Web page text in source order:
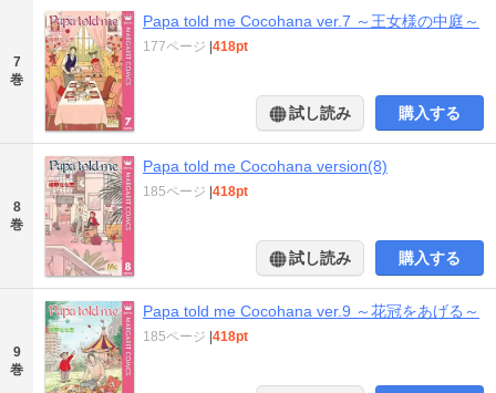
7
巻
Papa told me Cocohana ver.7 ～王女様の中庭～
177ページ 418pt
試し読み 購入する
8
巻
Papa told me Cocohana version(8)
185ページ 418pt
試し読み 購入する
9
巻
Papa told me Cocohana ver.9 ～花冠をあげる～
185ページ 418pt